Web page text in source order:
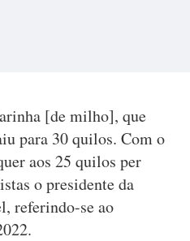
[de milho], que
para 30 quilos. Com o
aos 25 quilos per
o presidente da
referindo-se ao